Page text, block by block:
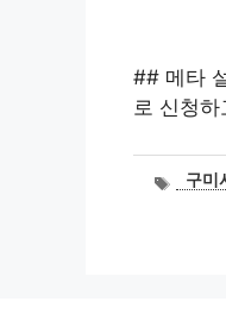
## 메타
로 신청
태구미